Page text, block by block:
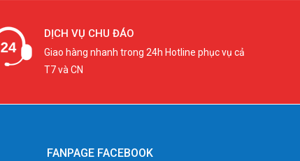
DỊCH VỤ CHU ĐÁO
Giao hàng nhanh trong 24h Hotline phục vụ cả
T7 và CN
FANPAGE FACEBOOK